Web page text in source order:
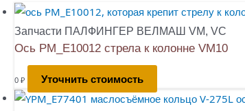
Запчасти ПАЛФИНГЕР ВЕЛМАШ VM, VC
Ось PM_E10012 стрела к колонне VM10
0 ₽ Уточнить стоимость